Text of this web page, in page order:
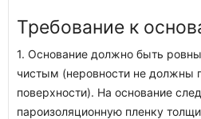
Требование к
1. Основание должно быть
чистым (неровности не должны
поверхности). На основание
пароизоляционную пленку